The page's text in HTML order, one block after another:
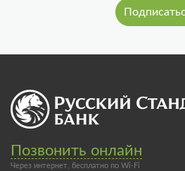
Позвонить онлайн
Через интернет, бесплатно по Wi-Fi